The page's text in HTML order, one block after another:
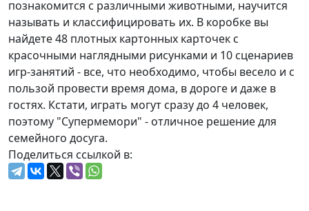
познакомится с различными животными, научится
называть и классифицировать их. В коробке вы
найдете 48 плотных картонных карточек с
красочными наглядными рисунками и 10 сценариев
игр-занятий - все, что необходимо, чтобы весело и с
пользой провести время дома, в дороге и даже в
гостях. Кстати, играть могут сразу до 4 человек,
поэтому "Супермемори" - отличное решение для
семейного досуга.
Поделиться ссылкой в: